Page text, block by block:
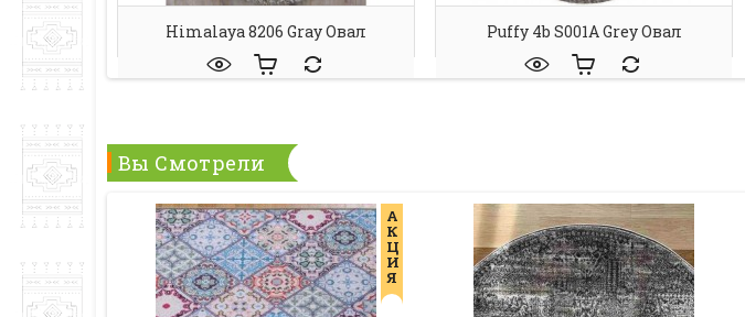
Himalaya 8206 Gray Овал Puffy 4b S001A Grey Овал
Вы Смотрели
А
К
Ц
И
Я